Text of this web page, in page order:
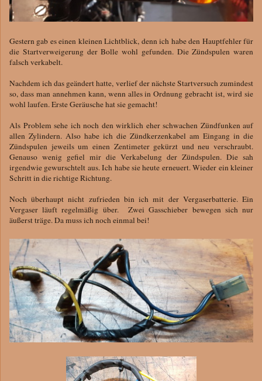
Gestern gab es einen kleinen Lichtblick, denn ich habe den Hauptfehler für
die Startverweigerung der Bolle wohl gefunden. Die Zündspulen waren
falsch verkabelt.
Nachdem ich das geändert hatte, verlief der nächste Startversuch zumindest
so, dass man annehmen kann, wenn alles in Ordnung gebracht ist, wird sie
wohl laufen. Erste Geräusche hat sie gemacht!
Als Problem sehe ich noch den wirklich eher schwachen Zündfunken auf
allen Zylindern. Also habe ich die Zündkerzenkabel am Eingang in die
Zündspulen jeweils um einen Zentimeter gekürzt und neu verschraubt.
Genauso wenig gefiel mir die Verkabelung der Zündspulen. Die sah
irgendwie gewurschtelt aus. Ich habe sie heute erneuert. Wieder ein kleiner
Schritt in die richtige Richtung.
Noch überhaupt nicht zufrieden bin ich mit der Vergaserbatterie. Ein
Vergaser läuft regelmäßig über. Zwei Gasschieber bewegen sich nur
äußerst träge. Da muss ich noch einmal bei!